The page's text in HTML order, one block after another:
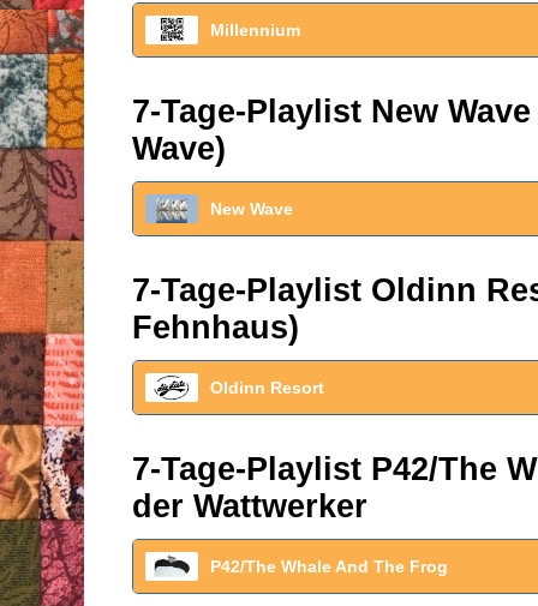
Millennium
7-Tage-Playlist New
Wave)
New Wave
7-Tage-Playlist Oldinn
Fehnhaus)
Oldinn Resort
7-Tage-Playlist P42/The
der Wattwerker
P42/The Whale And The Frog